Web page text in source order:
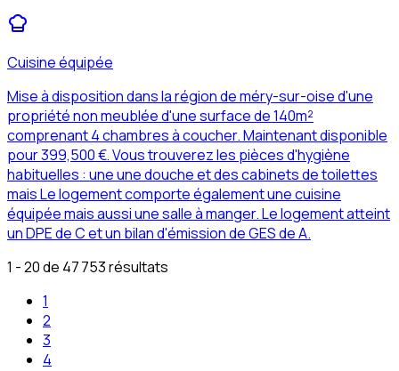
Cuisine équipée
Mise à disposition dans la région de méry-sur-oise d'une
propriété non meublée d'une surface de 140m²
comprenant 4 chambres à coucher. Maintenant disponible
pour 399,500 €. Vous trouverez les pièces d'hygiène
habituelles : une une douche et des cabinets de toilettes
mais Le logement comporte également une cuisine
équipée mais aussi une salle à manger. Le logement atteint
un DPE de C et un bilan d'émission de GES de A.
1 - 20 de 47 753 résultats
1
2
3
4